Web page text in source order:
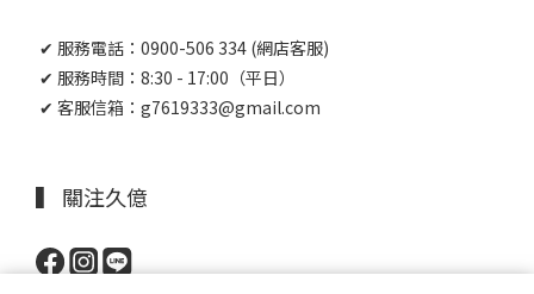
✔ 服務電話：0900-506 334 (網店客服)
✔ 服務時間：8:30 - 17:00（平日）
✔ 客服信箱：g7619333@gmail.com
▍ 關注久億